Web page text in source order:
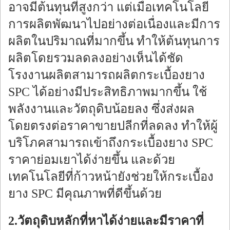
อาจมีต้นทุนที่สูงกว่า แต่เมื่อเทคโนโลยี
การผลิตพัฒนาไปอย่างต่อเนื่องและมีการ
ผลิตในปริมาณที่มากขึ้น ทำให้ต้นทุนการ
ผลิตโดยรวมลดลงอย่างเห็นได้ชัด
โรงงานผลิตสามารถผลิตกระเบื้องยาง
SPC ได้อย่างมีประสิทธิภาพมากขึ้น ใช้
พลังงานและวัตถุดิบน้อยลง ซึ่งส่งผล
โดยตรงต่อราคาขายปลีกที่ลดลง ทำให้ผู้
บริโภคสามารถเข้าถึงกระเบื้องยาง SPC
ราคาย่อมเยาได้ง่ายขึ้น และด้วย
เทคโนโลยีที่ก้าวหน้ายังช่วยให้กระเบื้อง
ยาง SPC มีคุณภาพที่ดีขึ้นด้วย
2.วัตถุดิบหลักที่หาได้ง่ายและมีราคาที่